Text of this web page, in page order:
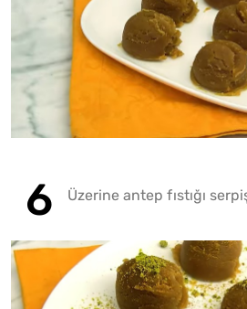
Üzerine antep fıstığı